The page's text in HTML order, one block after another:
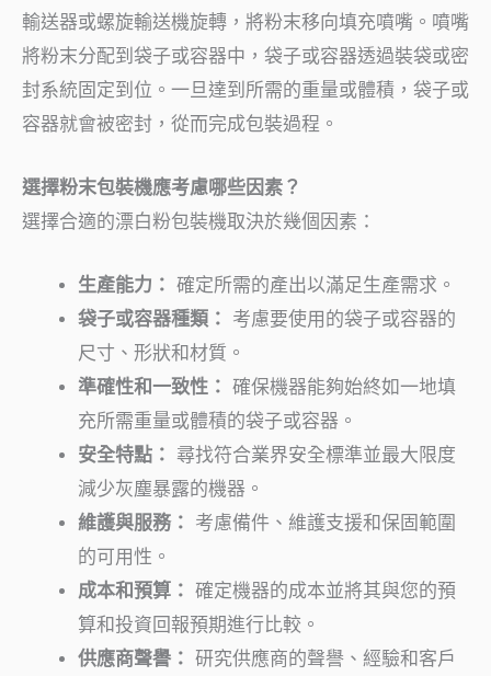
輸送器或螺旋輸送機旋轉，將粉末移向填充噴嘴。噴嘴
將粉末分配到袋子或容器中，袋子或容器透過裝袋或密
封系統固定到位。一旦達到所需的重量或體積，袋子或
容器就會被密封，從而完成包裝過程。
選擇粉末包裝機應考慮哪些因素？
選擇合適的漂白粉包裝機取決於幾個因素：
生產能力： 確定所需的產出以滿足生產需求。
袋子或容器種類：
考慮要使用的袋子或容器的
尺寸、形狀和材質。
準確性和一致性： 確保機器能夠始終如一地填
充所需重量或體積的袋子或容器。
安全特點： 尋找符合業界安全標準並最大限度
減少灰塵暴露的機器。
維護與服務：
考慮備件、維護支援和保固範圍
的可用性。
成本和預算： 確定機器的成本並將其與您的預
算和投資回報預期進行比較。
供應商聲譽： 研究供應商的聲譽、經驗和客戶